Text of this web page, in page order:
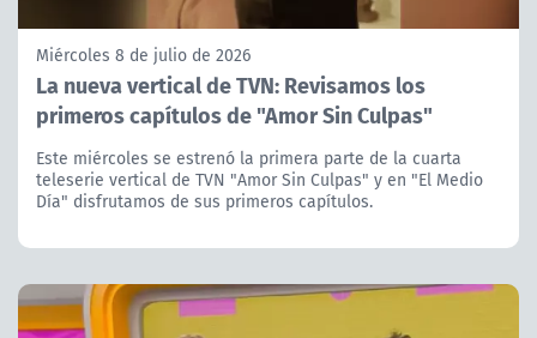
Miércoles 8 de julio de 2026
La nueva vertical de TVN: Revisamos los
primeros capítulos de "Amor Sin Culpas"
Este miércoles se estrenó la primera parte de la cuarta
teleserie vertical de TVN "Amor Sin Culpas" y en "El Medio
Día" disfrutamos de sus primeros capítulos.